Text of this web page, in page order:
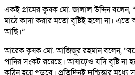
একই গ্রামের কৃষক মো. জালাল উদ্দিন
মাঠে কাদা করার মতো বৃষ্টিই হলো না। এতে
আছি।”
আরেক কৃষক মো. আজিজুর রহমান বলেন,
পানির সংকট রয়েছে। আষাঢ়েও যদি বৃষ্টি না